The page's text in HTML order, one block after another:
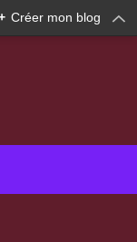
Créer mon blog